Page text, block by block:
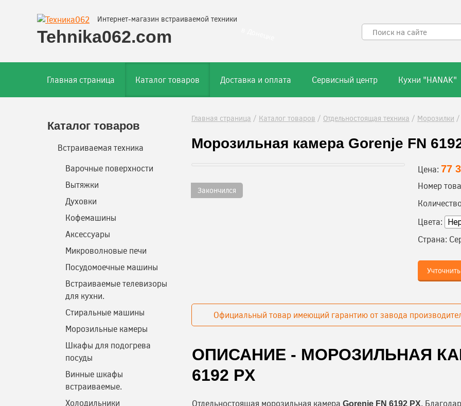
Интернет-магазин встраиваемой техники
Tehnika062.com
Главная страница Каталог товаров Доставка и оплата Сервисный центр Кухни "HANAK"
Главная страница / Каталог товаров / Отдельностоящая техника / Морозилки
Морозильная камера Gorenje FN
Закончился
Цена: 77
Номер
Цвета:
Страна:
Официальный товар имеющий гарантию от завода
ОПИСАНИЕ - МОРОЗИЛЬНАЯ
6192 PX
Отдельностоящая морозильная камера Gorenje FN 6192 PX.
Каталог товаров
Встраиваемая техника
Варочные поверхности
Вытяжки
Духовки
Кофемашины
Аксессуары
Микроволновые печи
Посудомоечные машины
Встраиваемые телевизоры
для кухни.
Стиральные машины
Морозильные камеры
Шкафы для подогрева
посуды
Винные шкафы
встраиваемые.
Холодильники